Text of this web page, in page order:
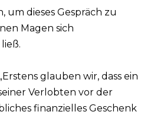
um dieses Gespräch zu
Magen sich
glauben wir, dass ein
Verlobten vor der
finanzielles Geschenk